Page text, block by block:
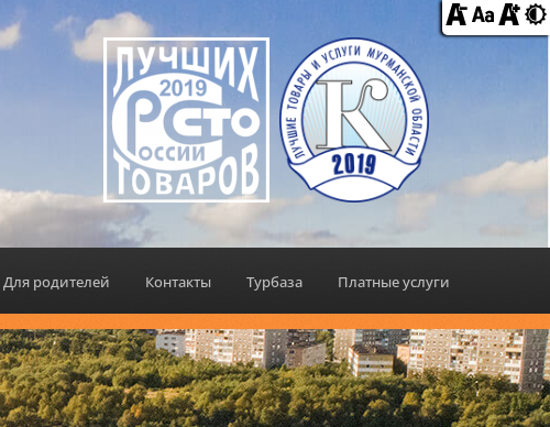
Для родителей Контакты Турбаза Платные услуги